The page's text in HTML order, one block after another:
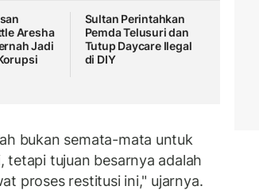
Aresha
Jadi
Sultan Perintahkan
Pemda Telusuri dan
Tutup Daycare Ilegal
di DIY
bukan semata-mata untuk
tetapi tujuan besarnya adalah
proses restitusi ini," ujarnya.